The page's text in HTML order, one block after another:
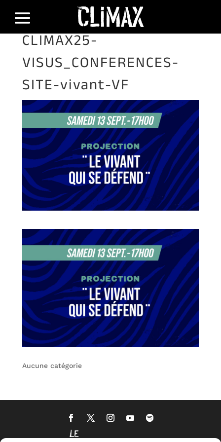
CLIMAX25-
VISUS_CONFERENCES-
SITE-vivant-VF
Aucune catégorie